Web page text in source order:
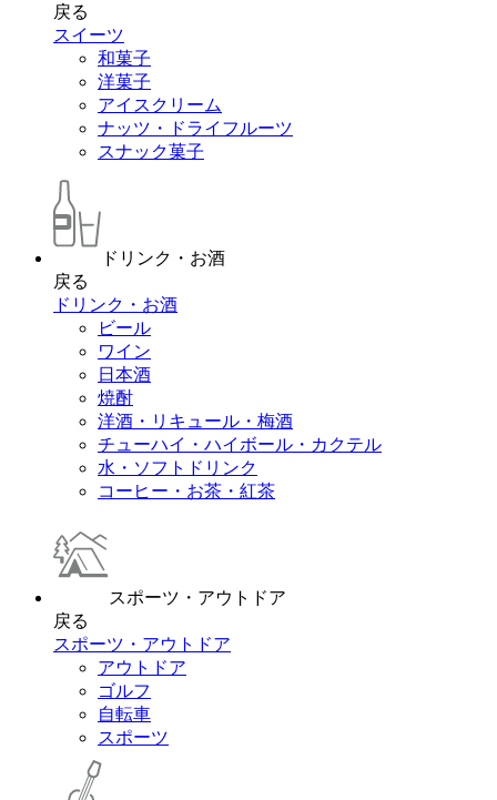
戻る
スイーツ
和菓子
洋菓子
アイスクリーム
ナッツ・ドライフルーツ
スナック菓子
ドリンク・お酒
戻る
ドリンク・お酒
ビール
ワイン
日本酒
焼酎
洋酒・リキュール・梅酒
チューハイ・ハイボール・カクテル
水・ソフトドリンク
コーヒー・お茶・紅茶
スポーツ・アウトドア
戻る
スポーツ・アウトドア
アウトドア
ゴルフ
自転車
スポーツ